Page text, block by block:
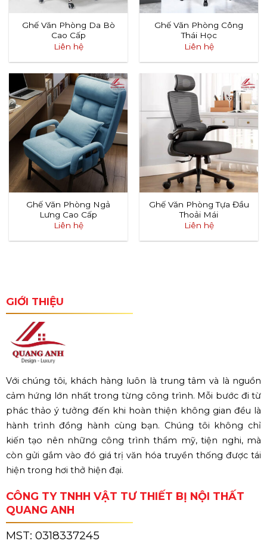
Ghế Văn Phòng Da Bò
Cao Cấp
Liên hệ
Ghế Văn Phòng Công
Thái Học
Liên hệ
Ghế Văn Phòng Ngả
Lưng Cao Cấp
Liên hệ
Ghế Văn Phòng Tựa Đầu
Thoải Mái
Liên hệ
GIỚI THIỆU
Với chúng tôi, khách hàng luôn là trung tâm và là nguồn
cảm hứng lớn nhất trong từng công trình. Mỗi bước đi từ
phác thảo ý tưởng đến khi hoàn thiện không gian đều là
hành trình đồng hành cùng bạn. Chúng tôi không chỉ
kiến tạo nên những công trình thẩm mỹ, tiện nghi, mà
còn gửi gắm vào đó giá trị văn hóa truyền thống được tái
hiện trong hơi thở hiện đại.
CÔNG TY TNHH VẬT TƯ THIẾT BỊ NỘI THẤT
QUANG ANH
MST: 0318337245